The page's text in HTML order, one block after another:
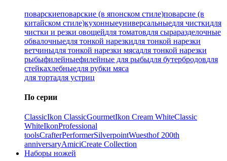
поварскиеповарские (в японском стиле)поварсие (в
китайском стиле)кухонныеуниверсальныедля чисткидля
чистки и резки овощейдля томатовдля сыраразделочные
обвалочныедля тонкой нарезкидля тонкой нарезки
ветчиныдля тонкой нарезки мясадля тонкой нарезки
рыбыфилейныефилейные для рыбыдля бутербродовдля
стейкахлебныедля рубки мяса
для тортадля устриц
По серии
ClassicIkon ClassiсGourmetIkon Cream WhiteClassic
WhiteIkonProfessional
toolsCrafterPerformerSilverpointWuesthof 200th
anniversaryAmiciCreate Collection
Наборы ножей